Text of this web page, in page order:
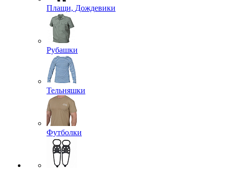
Плащи, Дождевики
Рубашки
Тельняшки
Футболки